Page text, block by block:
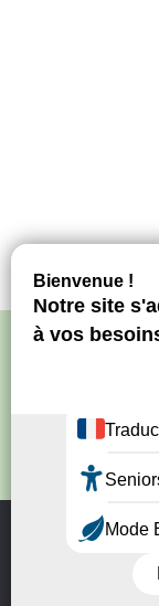
Site créé par
Nous utilisons
expérience sur
site, nous